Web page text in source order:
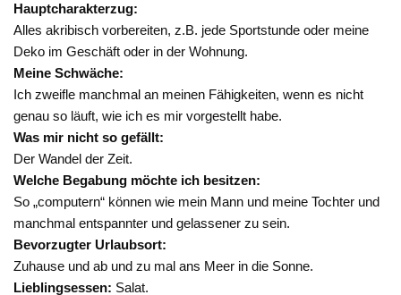
Hauptcharakterzug:
Alles akribisch vorbereiten, z.B. jede Sportstunde oder meine
Deko im Geschäft oder in der Wohnung.
Meine Schwäche:
Ich zweifle manchmal an meinen Fähigkeiten, wenn es nicht
genau so läuft, wie ich es mir vorgestellt habe.
Was mir nicht so gefällt:
Der Wandel der Zeit.
Welche Begabung möchte ich besitzen:
So „computern“ können wie mein Mann und meine Tochter und
manchmal entspannter und gelassener zu sein.
Bevorzugter Urlaubsort:
Zuhause und ab und zu mal ans Meer in die Sonne.
Lieblingsessen: Salat.